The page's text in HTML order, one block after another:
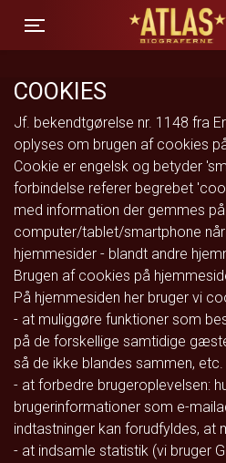
Toggle navigation
ATLAS
COOKIES
Jf. bekendtgørelse nr. 1148 fra
oplyses om brugen af cookies
Cookie er engelsk og betyder
forbindelse referer begrebet
med information der gemmes på
computer/tablet/smartphone
hjemmesider - blandt andre
Brugen af cookies på
På hjemmesiden her bruger vi
- at muliggøre funktioner som
på de forskellige samtidige
så de ikke blandes sammen, etc.
- at forbedre brugeroplevelsen:
brugerinformationer som e-
indtastninger kan forudfyldes, at
- at indsamle statistik (vi bruger